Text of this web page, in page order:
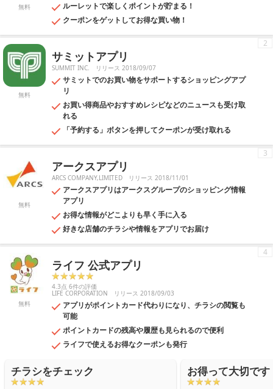
無料
ルーレットで楽しくポイントが貯まる！
クーポンをゲットしてお得な買い物！
無料
サミットアプリ
SUMMIT INC. リリース 2018/09/07
サミットでのお買い物をサポートするショッピングアプ
リ
お買い得商品やおすすめレシピなどのニュースも受け取
れる
「予約する」ボタンを押してクーポンが受け取れる
2
無料
アークスアプリ
ARCS COMPANY,LIMITED リリース 2018/11/01
アークスアプリはアークスグループのショッピング情報
アプリ
お得な情報がどこよりも早く手に入る
好きな店舗のチラシや情報をアプリでお届け
3
無料
ライフ 公式アプリ
4.3点 6件の評価
LIFE CORPORATION リリース 2018/09/03
アプリがポイントカード代わりになり、チラシの閲覧も
可能
ポイントカードの残高や履歴も見られるので便利
ライフで使えるお得なクーポンも発行
4
チラシをチェック お得って大切です